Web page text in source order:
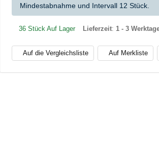
x
Mindestabnahme und Intervall 12 Stück.
36 Stück Auf Lager Lieferzeit:1 - 3
Auf die Vergleichsliste Auf Merkliste